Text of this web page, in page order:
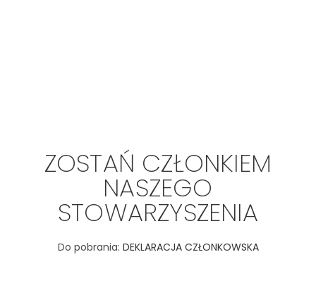
ZOSTAŃ CZŁONKIEM
NASZEGO
STOWARZYSZENIA
Do pobrania: DEKLARACJA CZŁONKOWSKA